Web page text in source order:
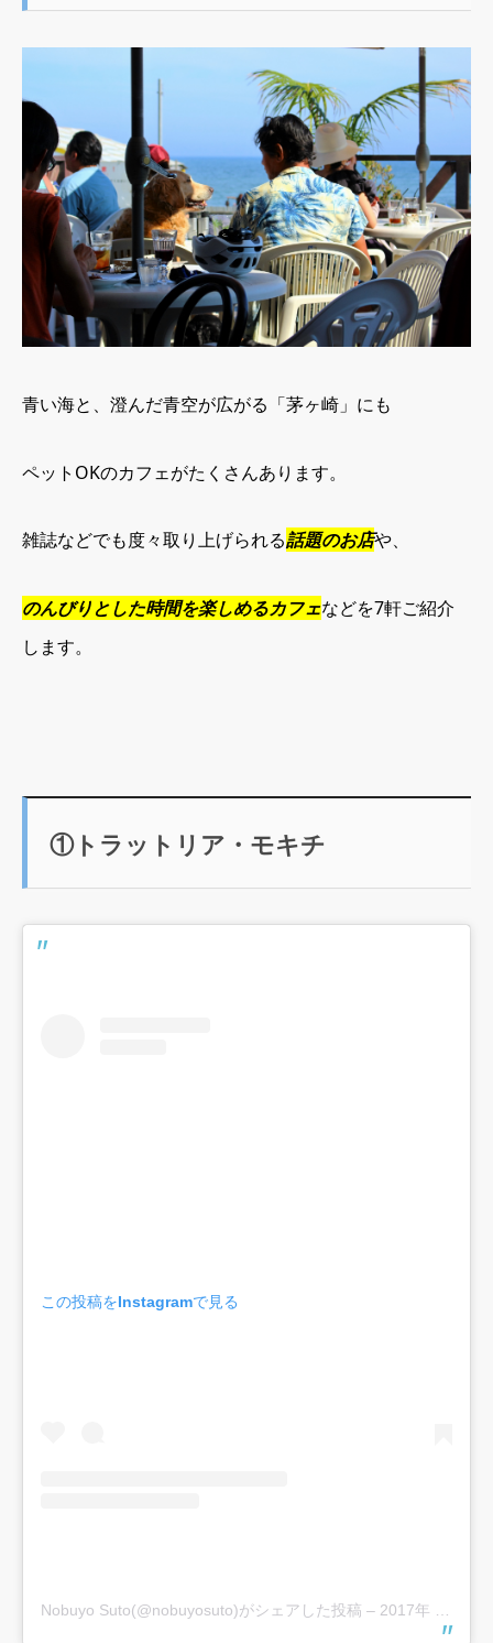
青い海と、澄んだ青空が広がる「茅ヶ崎」にも
ペットOKのカフェがたくさんあります。
雑誌などでも度々取り上げられる話題のお店や、
のんびりとした時間を楽しめるカフェなどを7軒ご紹介
します。
①トラットリア・モキチ
この投稿をInstagramで見る
Nobuyo Suto(@nobuyosuto)がシェアした投稿 – 2017年 6月月24日午前3時39分PDT